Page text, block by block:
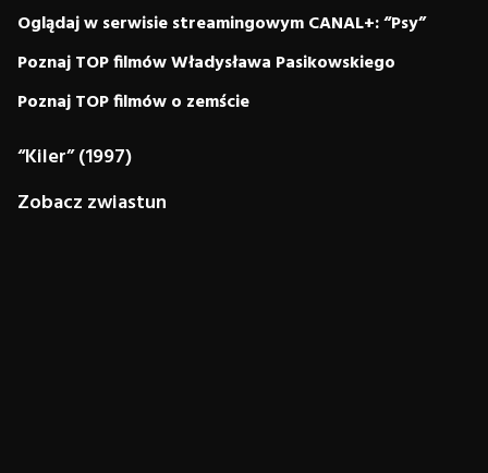
Oglądaj w serwisie streamingowym CANAL+: “Psy”
Poznaj TOP filmów Władysława Pasikowskiego
Poznaj TOP filmów o zemście
“Kiler” (1997)
Zobacz zwiastun